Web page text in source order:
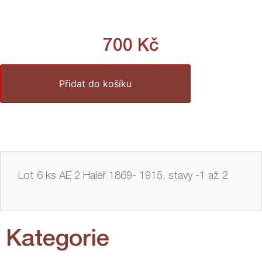
Kategorie
700 Kč
Přidat do košíku
Lot 6 ks AE 2 Haléř 1869- 1915, stavy -1 až 2